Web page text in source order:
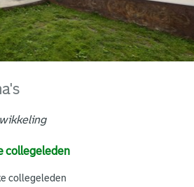
collegeleden
collegeleden